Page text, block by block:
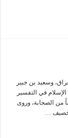
وسعيد بن جبير
في التفسير
من الصحابة، وروى
خصيف …